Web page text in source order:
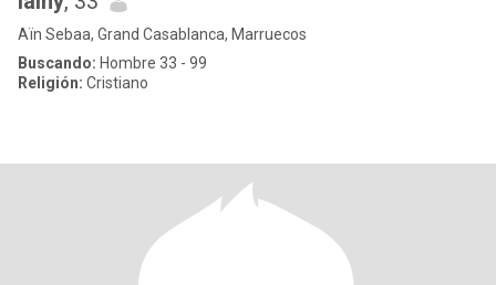
Aïn Sebaa, Grand Casablanca, Marruecos
Buscando: Hombre 33 - 99
Religión: Cristiano